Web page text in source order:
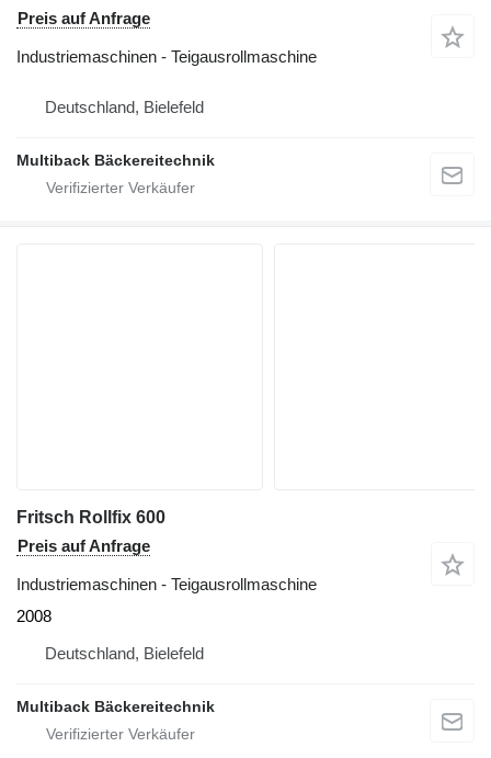
Preis auf Anfrage
Industriemaschinen - Teigausrollmaschine
Deutschland, Bielefeld
Multiback Bäckereitechnik
Fritsch Rollfix 600
Preis auf Anfrage
Industriemaschinen - Teigausrollmaschine
2008
Deutschland, Bielefeld
Multiback Bäckereitechnik